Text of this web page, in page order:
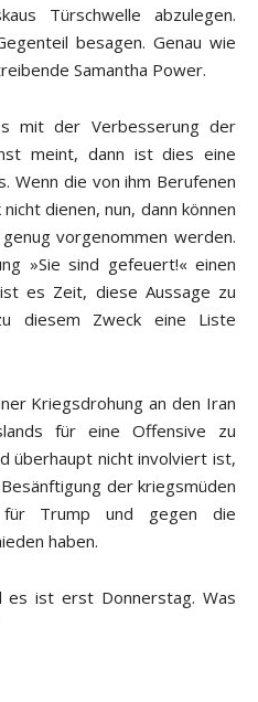
Türschwelle abzulegen.
besagen. Genau wie
Samantha Power.
mit der Verbesserung der
meint, dann ist dies eine
Wenn die von ihm Berufenen
dienen, nun, dann können
vorgenommen werden.
»Sie sind gefeuert!« einen
es Zeit, diese Aussage zu
diesem Zweck eine Liste
Kriegsdrohung an den Iran
für eine Offensive zu
überhaupt nicht involviert ist,
der kriegsmüden
für Trump und gegen die
haben.
ist erst Donnerstag. Was